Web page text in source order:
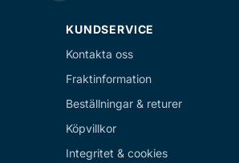
KUNDSERVICE
Kontakta oss
Fraktinformation
Beställningar & returer
Köpvillkor
Integritet & cookies